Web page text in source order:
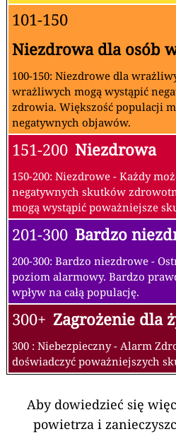
101-150
Niezdrowa dla osób
100-150: Niezdrowe dla
wrażliwych mogą wystąpić
zdrowia. Większość populacji
negatywnych objawów.
151-200 Niezdrowa
150-200: Niezdrowe - Każdy
negatywnych skutków
mogą wystąpić poważniejsze
201-300 Bardzo
200-300: Bardzo niezdrowe -
poziom alarmowy. Bardzo
wpływ na całą populację.
300+ Zagrożenie dla
300 : Niebezpieczny - Alarm
doświadczyć poważniejszych
Aby dowiedzieć się
powietrza i